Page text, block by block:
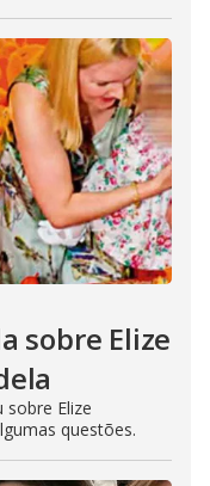
sobre Elize
Elize
questões.